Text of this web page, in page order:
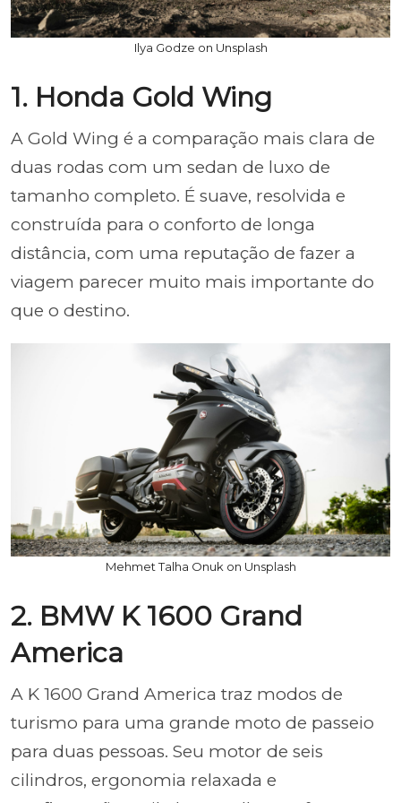
Ilya Godze on Unsplash
1. Honda Gold Wing
A Gold Wing é a comparação mais clara de
duas rodas com um sedan de luxo de
tamanho completo. É suave, resolvida e
construída para o conforto de longa
distância, com uma reputação de fazer a
viagem parecer muito mais importante do
que o destino.
Mehmet Talha Onuk on Unsplash
2. BMW K 1600 Grand
America
A K 1600 Grand America traz modos de
turismo para uma grande moto de passeio
para duas pessoas. Seu motor de seis
cilindros, ergonomia relaxada e